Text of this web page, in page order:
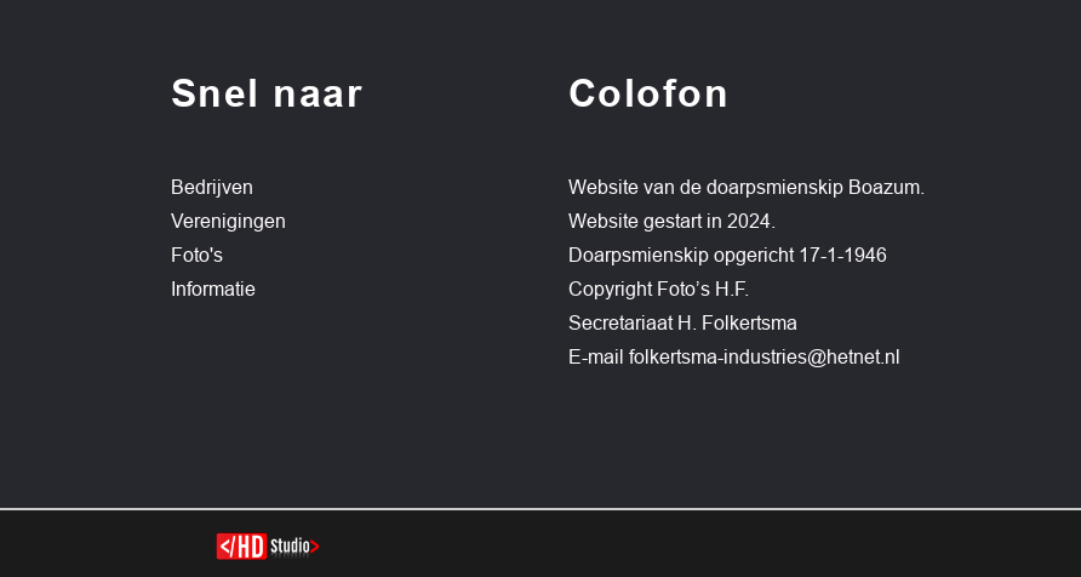
Snel naar
Bedrijven
Verenigingen
Foto's
Informatie
Colofon
Website van de doarpsmienskip Boazum.
Website gestart in 2024.
Doarpsmienskip opgericht 17-1-1946
Copyright Foto’s H.F.
Secretariaat H. Folkertsma
E-mail folkertsma-industries@hetnet.nl